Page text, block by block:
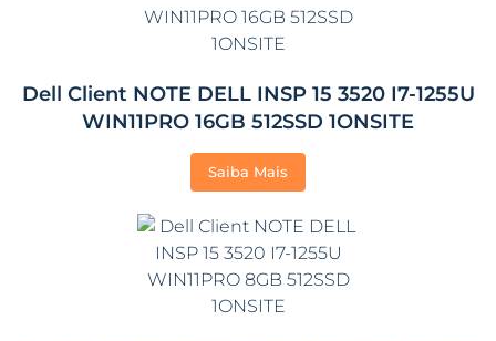
Dell Client NOTE DELL INSP 15 3520 I7-1255U
WIN11PRO 16GB 512SSD 1ONSITE
Saiba Mais